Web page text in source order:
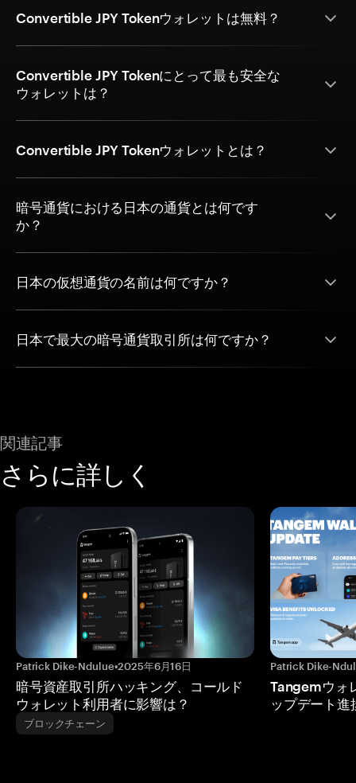
Convertible JPY Tokenウォレットは無料？
Convertible JPY Tokenにとって最も安全な
ウォレットは？
Convertible JPY Tokenウォレットとは？
暗号通貨における日本の通貨とは何です
か？
日本の仮想通貨の名前は何ですか？
日本で最大の暗号通貨取引所は何ですか？
関連記事
さらに詳しく
Patrick Dike-Ndulue•2025年6月16日
暗号資産取引所ハッキング、コールド
ウォレット利用者に影響は？
ブロックチェーン
Patrick Dike-
Tangemウォ
ップデート進